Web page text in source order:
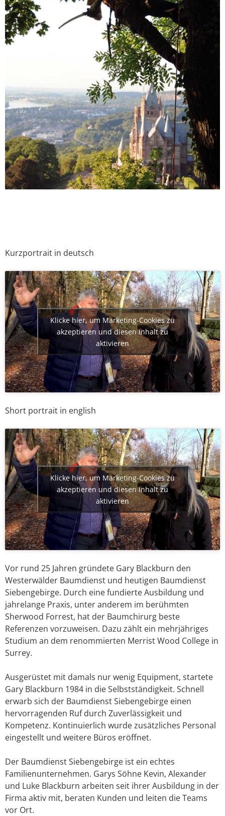
Kurzportrait in deutsch
Klicke hier, um Marketing-Cookies zu
akzeptieren und diesen Inhalt zu
aktivieren
Short portrait in english
Klicke hier, um Marketing-Cookies zu
akzeptieren und diesen Inhalt zu
aktivieren
Vor rund 25 Jahren gründete Gary Blackburn den
Westerwälder Baumdienst und heutigen Baumdienst
Siebengebirge. Durch eine fundierte Ausbildung und
jahrelange Praxis, unter anderem im berühmten
Sherwood Forrest, hat der Baumchirurg beste
Referenzen vorzuweisen. Dazu zählt ein mehrjähriges
Studium an dem renommierten Merrist Wood College in
Surrey.
Ausgerüstet mit damals nur wenig Equipment, startete
Gary Blackburn 1984 in die Selbstständigkeit. Schnell
erwarb sich der Baumdienst Siebengebirge einen
hervorragenden Ruf durch Zuverlässigkeit und
Kompetenz. Kontinuierlich wurde zusätzliches Personal
eingestellt und weitere Büros eröffnet.
Der Baumdienst Siebengebirge ist ein echtes
Familienunternehmen. Garys Söhne Kevin, Alexander
und Luke Blackburn arbeiten seit ihrer Ausbildung in der
Firma aktiv mit, beraten Kunden und leiten die Teams
vor Ort.